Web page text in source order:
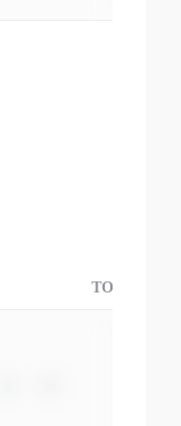
TOP3交易国